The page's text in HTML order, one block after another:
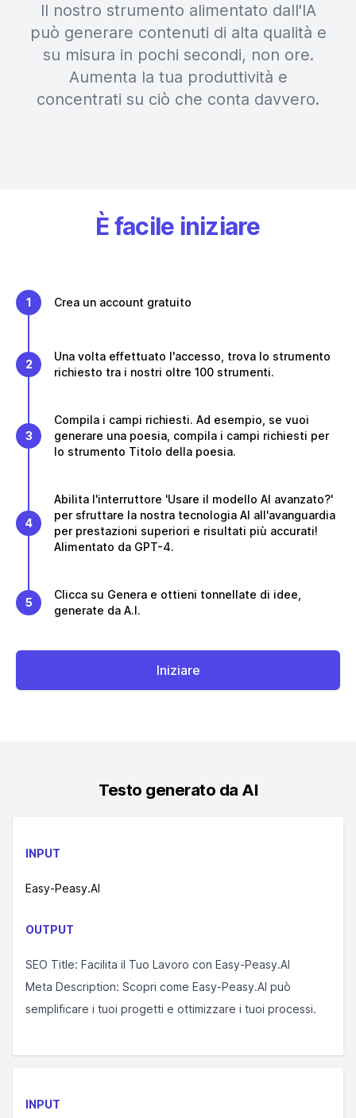
Il nostro strumento alimentato dall'IA
può generare contenuti di alta qualità e
su misura in pochi secondi, non ore.
Aumenta la tua produttività e
concentrati su ciò che conta davvero.
È facile iniziare
1 Crea un account gratuito
2
Una volta effettuato l'accesso, trova lo strumento
richiesto tra i nostri oltre 100 strumenti.
3
Compila i campi richiesti. Ad esempio, se vuoi
generare una poesia, compila i campi richiesti per
lo strumento Titolo della poesia.
4
Abilita l'interruttore 'Usare il modello AI avanzato?'
per sfruttare la nostra tecnologia AI all'avanguardia
per prestazioni superiori e risultati più accurati!
Alimentato da GPT-4.
5
Clicca su Genera e ottieni tonnellate di idee,
generate da A.I.
Iniziare
Testo generato da AI
INPUT
Easy-Peasy.AI
OUTPUT
SEO Title: Facilita il Tuo Lavoro con Easy-Peasy.AI
Meta Description: Scopri come Easy-Peasy.AI può
semplificare i tuoi progetti e ottimizzare i tuoi processi.
INPUT